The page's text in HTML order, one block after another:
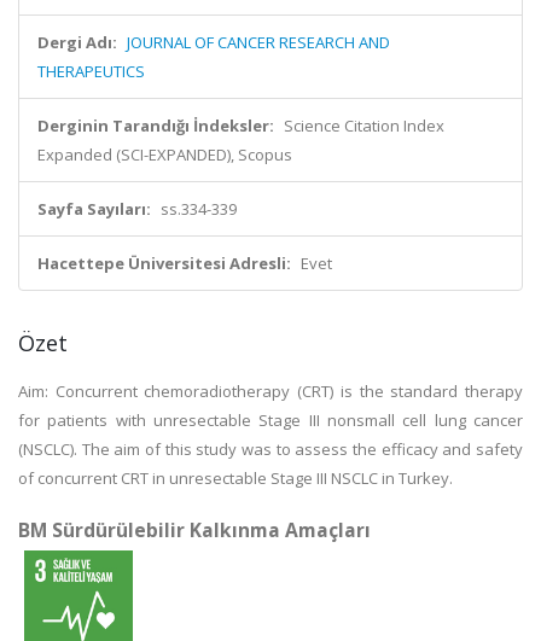
Dergi Adı: JOURNAL OF CANCER RESEARCH AND
THERAPEUTICS
Derginin Tarandığı İndeksler: Science Citation Index
Expanded (SCI-EXPANDED), Scopus
Sayfa Sayıları: ss.334-339
Hacettepe Üniversitesi Adresli: Evet
Özet
Aim: Concurrent chemoradiotherapy (CRT) is the standard therapy
for patients with unresectable Stage III nonsmall cell lung cancer
(NSCLC). The aim of this study was to assess the efficacy and safety
of concurrent CRT in unresectable Stage III NSCLC in Turkey.
BM Sürdürülebilir Kalkınma Amaçları